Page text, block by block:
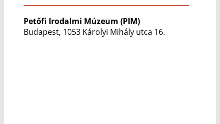
Petőfi Irodalmi Múzeum (PIM)
Budapest, 1053 Károlyi Mihály utca 16.